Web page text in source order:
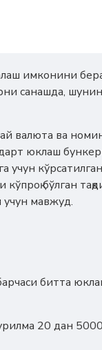
имконини
санашда,
валюта ва
юклаш
учун
бўлган
учун мавжуд.
битта
20 дан